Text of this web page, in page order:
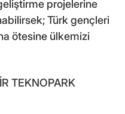
projelerine
Türk gençleri
ötesine ülkemizi
TEKNOPARK